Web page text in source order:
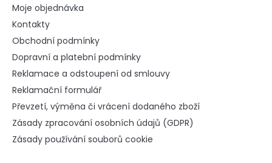
Moje objednávka
Kontakty
Obchodní podmínky
Dopravní a platební podmínky
Reklamace a odstoupení od smlouvy
Reklamační formulář
Převzetí, výměna či vrácení dodaného zboží
Zásady zpracování osobních údajů (GDPR)
Zásady používání souborů cookie